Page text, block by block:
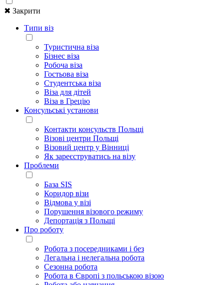
✖ Закрити
Типи віз
Туристична віза
Бізнес віза
Робоча віза
Гостьова віза
Студентська віза
Віза для дітей
Віза в Грецію
Консульські установи
Контакти консульств Польщі
Візові центри Польщі
Візовий центр у Вінниці
Як зареєструватись на візу
Проблеми
База SIS
Коридор візи
Відмова у візі
Порушення візового режиму
Депортація з Польщі
Про роботу
Робота з посередниками і без
Легальна і нелегальна робота
Сезонна робота
Робота в Європі з польською візою